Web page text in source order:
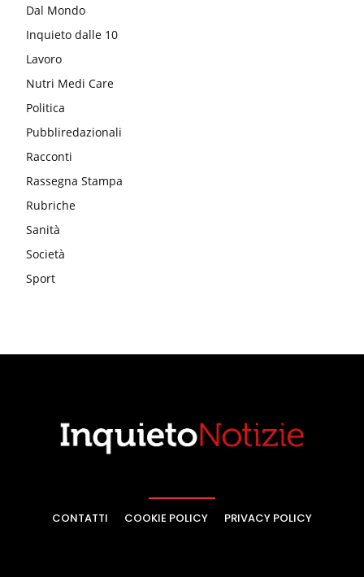
Dal Mondo
Inquieto dalle 10
Lavoro
Nutri Medi Care
Politica
Pubbliredazionali
Racconti
Rassegna Stampa
Rubriche
Sanità
Società
Sport
CONTATTI COOKIE POLICY PRIVACY POLICY